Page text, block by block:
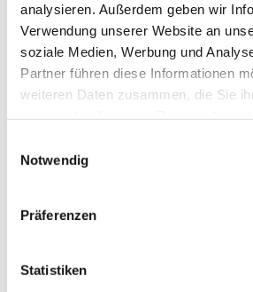
analysieren. Außerdem geben wir
Verwendung unserer Website an
soziale Medien, Werbung und
Partner führen diese Informationen
weiteren Daten zusammen, die Sie
Notwendig
Präferenzen
Statistiken
Name*